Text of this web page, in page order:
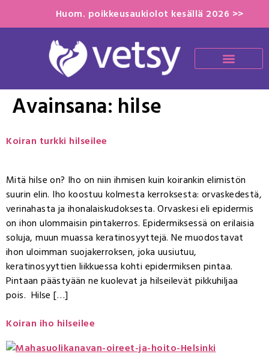
Huom. poikkeusaukiolot kesällä 2026 >>
Avainsana: hilse
Koiran turkki hilseilee
Mitä hilse on? Iho on niin ihmisen kuin koirankin elimistön
suurin elin. Iho koostuu kolmesta kerroksesta: orvaskedestä,
verinahasta ja ihonalaiskudoksesta. Orvaskesi eli epidermis
on ihon ulommaisin pintakerros. Epidermiksessä on erilaisia
soluja, muun muassa keratinosyyttejä. Ne muodostavat
ihon uloimman suojakerroksen, joka uusiutuu,
keratinosyyttien liikkuessa kohti epidermiksen pintaa.
Pintaan päästyään ne kuolevat ja hilseilevät pikkuhiljaa
pois. Hilse […]
Koiran iho hilseilee